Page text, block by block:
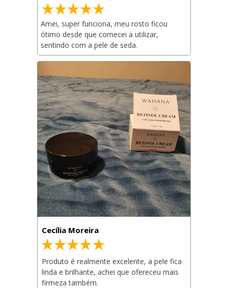
Amei, super funciona, meu rosto ficou
ótimo desde que comecei a utilizar,
sentindo com a pele de seda.
Produto é realmente excelente, a pele fica
linda e brilhante, achei que ofereceu mais
firmeza também.
Cecília Moreira